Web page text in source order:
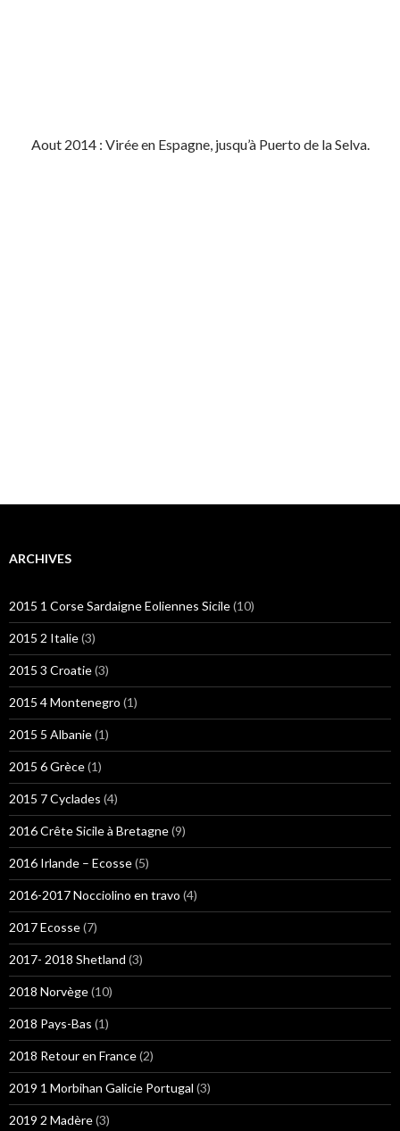
Aout 2014 : Virée en Espagne, jusqu’à Puerto de la Selva.
ARCHIVES
2015 1 Corse Sardaigne Eoliennes Sicile(10)
2015 2 Italie(3)
2015 3 Croatie(3)
2015 4 Montenegro (1)
2015 5 Albanie(1)
2015 6 Grèce(1)
2015 7 Cyclades (4)
2016 Crête Sicile à Bretagne(9)
2016 Irlande – Ecosse(5)
2016-2017 Nocciolino en travo (4)
2017 Ecosse(7)
2017- 2018 Shetland (3)
2018 Norvège(10)
2018 Pays-Bas (1)
2018 Retour en France(2)
2019 1 Morbihan Galicie Portugal (3)
2019 2 Madère(3)